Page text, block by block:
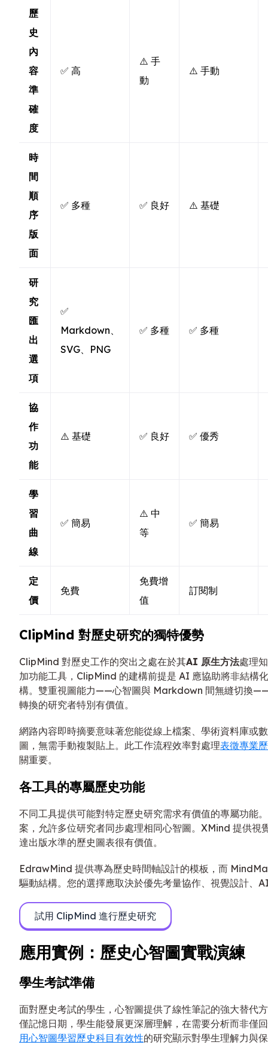
歷
史
內
容
準
確
度
✅ 高
⚠️ 手
動
⚠️ 手動
時
間
順
序
版
面
✅ 多種 ✅ 良好 ⚠️ 基礎
研
究
匯
出
選
項
✅
Markdown、
SVG、PNG
✅ 多種 ✅ 多種
協
作
功
能
⚠️ 基礎 ✅ 良好 ✅ 優秀
學
習
曲
線
✅ 簡易
⚠️ 中
等
✅ 簡易
定
價
免費
免費增
值
訂閱制
ClipMind 對歷史研究的獨特優勢
ClipMind 對歷史工作的突出之處在於其AI 原生方法處理
加功能工具，ClipMind 的建構前提是 AI 應協助將非結構
構。雙重視圖能力——心智圖與 Markdown 間無縫切換
轉換的研究者特別有價值。
網路內容即時摘要意味著您能從線上檔案、學術資料庫或
圖，無需手動複製貼上。此工作流程效率對處理表徵專業
關重要。
各工具的專屬歷史功能
不同工具提供可能對特定歷史研究需求有價值的專屬功能
案，允許多位研究者同步處理相同心智圖。XMind 提供視
達出版水準的歷史圖表很有價值。
EdrawMind 提供專為歷史時間軸設計的模板，而
驅動結構。您的選擇應取決於優先考量協作、視覺設計、
試用 ClipMind 進行歷史研究
應用實例：歷史心智圖實戰演練
學生考試準備
面對歷史考試的學生，心智圖提供了線性筆記的強大替代
僅記憶日期，學生能發展更深層理解，在需要分析而非僅
用心智圖學習歷史科目有效性的研究顯示對學生理解力與